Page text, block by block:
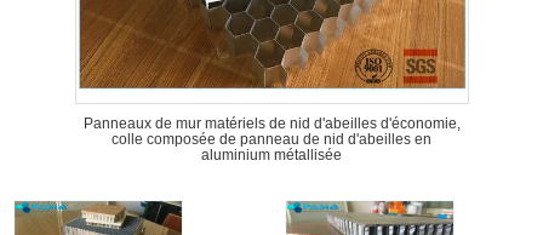
Panneaux de mur matériels de nid d'abeilles d'économie,
colle composée de panneau de nid d'abeilles en
aluminium métallisée